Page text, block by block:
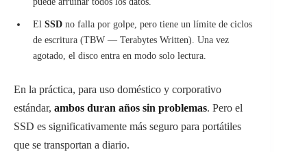
El SSD no falla por golpe, pero tiene un límite de ciclos
de escritura (TBW — Terabytes Written). Una vez
agotado, el disco entra en modo solo lectura.
En la práctica, para uso doméstico y corporativo
estándar, ambos duran años sin problemas. Pero el
SSD es significativamente más seguro para portátiles
que se transportan a diario.